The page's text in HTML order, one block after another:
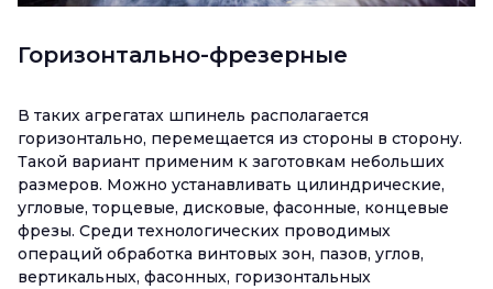
Горизонтально-фрезерные
В таких агрегатах шпинель располагается
горизонтально, перемещается из стороны в сторону.
Такой вариант применим к заготовкам небольших
размеров. Можно устанавливать цилиндрические,
угловые, торцевые, дисковые, фасонные, концевые
фрезы. Среди технологических проводимых
операций обработка винтовых зон, пазов, углов,
вертикальных, фасонных, горизонтальных